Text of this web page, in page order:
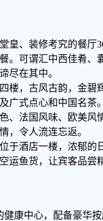
皇、装修考究的餐厅
。可谓汇中西佳肴、
尽在其中。
楼，古风古韵，金碧
广式点心和中国名茶。
、法国风味、欧美风
，令人流连忘返。
于酒店一楼，浓郁的
运鱼货，让宾客品尝
康中心，配备豪华